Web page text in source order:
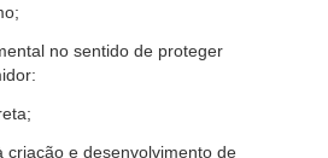
no sentido de proteger
e desenvolvimento de